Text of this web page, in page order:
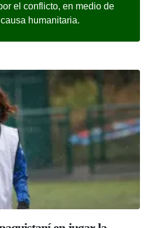
el conflicto, en medio de
humanitaria.